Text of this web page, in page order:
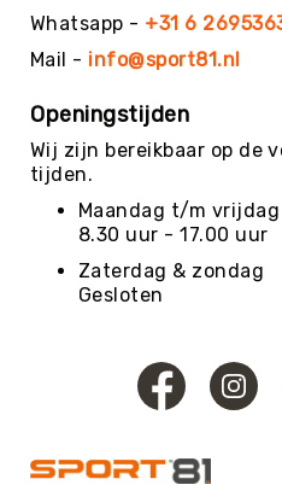
netten
Naalden
EDUCATIE
Speelballen
Foamballen
Pleinballen
Megaballen
ballen
Whatsapp - +31 6
Mail - info@sport81.nl
Openingstijden
Wij zijn bereikbaar op de
tijden.
Maandag t/m vrijdag
8.30 uur - 17.00 uur
Zaterdag & zondag
Gesloten